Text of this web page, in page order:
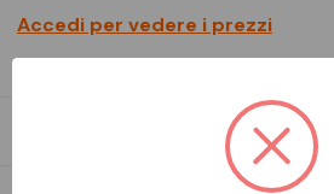
Accedi per vedere i prezzi